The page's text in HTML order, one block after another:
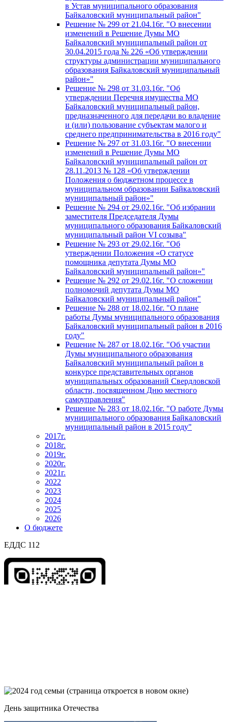
в Устав муниципального образования
Байкаловский муниципальный район"
Решение № 299 от 21.04.16г. "О внесении
изменений в Решение Думы МО
Байкаловский муниципальный район от
30.04.2015 года № 226 «Об утверждении
структуры администрации муниципального
образования Байкаловский муниципальный
район»"
Решение № 298 от 31.03.16г. "Об
утверждении Перечня имущества МО
Байкаловский муниципальный район,
предназначенного для передачи во владение
и (или) пользование субъектам малого и
среднего предпринимательства в 2016 году"
Решение № 297 от 31.03.16г. "О внесении
изменений в Решение Думы МО
Байкаловский муниципальный район от
28.11.2013 № 128 «Об утверждении
Положения о бюджетном процессе в
муниципальном образовании Байкаловский
муниципальный район»"
Решение № 294 от 29.02.16г. "Об избрании
заместителя Председателя Думы
муниципального образования Байкаловский
муниципальный район VI созыва"
Решение № 293 от 29.02.16г. "Об
утверждении Положения «О статусе
помощника депутата Думы МО
Байкаловский муниципальный район»"
Решение № 292 от 29.02.16г. "О сложении
полномочий депутата Думы МО
Байкаловский муниципальный район"
Решение № 288 от 18.02.16г. "О плане
работы Думы муниципального образования
Байкаловский муниципальный район в 2016
году"
Решение № 287 от 18.02.16г. "Об участии
Думы муниципального образования
Байкаловский муниципальный район в
конкурсе представительных органов
муниципальных образований Свердловской
области, посвященном Дню местного
самоуправления"
Решение № 283 от 18.02.16г. "О работе Думы
муниципального образования Байкаловский
муниципальный район в 2015 году"
2017г.
2018г.
2019г.
2020г.
2021г.
2022
2023
2024
2025
2026
О бюджете
ЕДДС 112
День защитника Отечества